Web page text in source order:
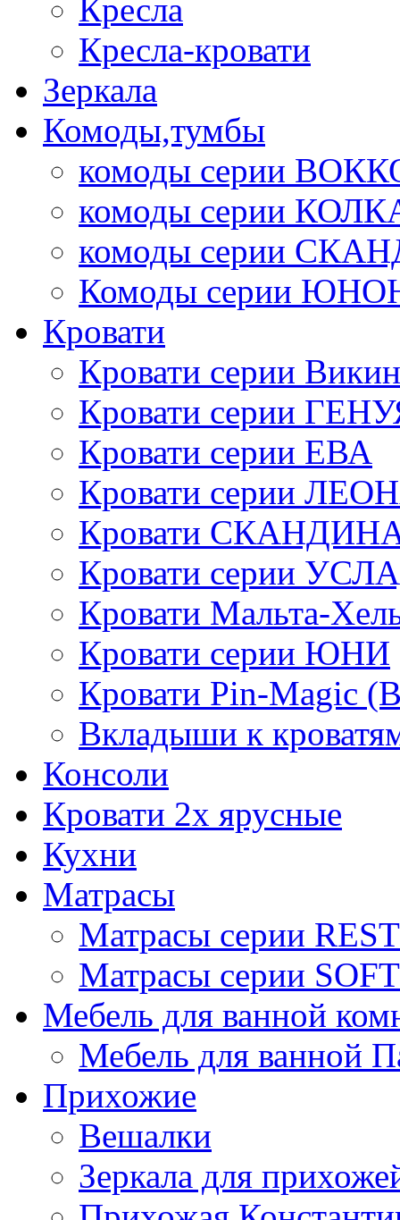
Кресла
Кресла-кровати
Зеркала
Комоды,тумбы
комоды серии
комоды серии
комоды серии
Комоды серии
Кровати
Кровати серии
Кровати серии
Кровати серии ЕВА
Кровати серии
Кровати
Кровати серии
Кровати Мальта-
Кровати серии ЮНИ
Кровати Pin-Magic
Вкладыши к
Консоли
Кровати 2х ярусные
Кухни
Матрасы
Матрасы серии REST
Матрасы серии SOFT
Мебель для ванной
Мебель для ванной
Прихожие
Вешалки
Зеркала для